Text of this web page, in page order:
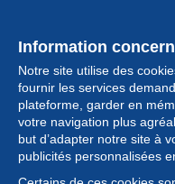
Information
Notre site utilise des
fournir les services
plateforme, garder en
votre navigation plus
but d’adapter notre site à
publicités personnalisées
Collection